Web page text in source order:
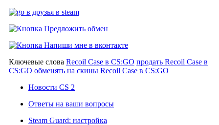
Ключевые слова Recoil Case в CS:GO продать Recoil Case в
CS:GO обменять на скины Recoil Case в CS:GO
Новости CS 2
Ответы на ваши вопросы
Steam Guard: настройка